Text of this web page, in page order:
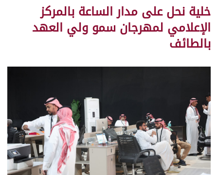
خلية نحل على مدار الساعة بالمركز
الإعلامي لمهرجان سمو ولي العهد
بالطائف